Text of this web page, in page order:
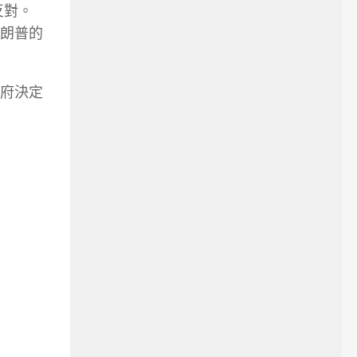
。
普的
決定